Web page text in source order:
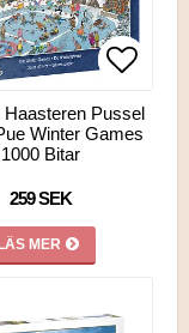
Lägg
Lägg
Haasteren Pussel
Winter Games
1000 Bitar
259 SEK
LÄS MER